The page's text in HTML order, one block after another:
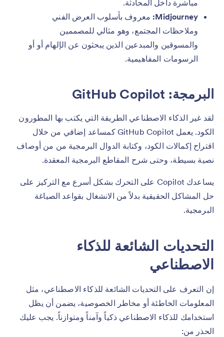
مباشرة داخل المحادثة.
Midjourney: معروف بأسلوب العرض الفني
وملاحظات المجتمع، وهو مثالي للمصممين
والمسوقين والمبدعين الذين يبحثون عن الإلهام أو أو
الرسومات المفاهيمية.
البرمجة: GitHub Copilot
لقد غير الذكاء الاصطناعي الطريقة التي يكتب بها المطورون
الكود. يعمل GitHub Copilot كمساعد إضافي من خلال
اقتراح إكمالات الكود، وكتابة الدوال البرمجية من من أوصاف
نصية بسيطة، وحتى شرح المقاطع البرمجية المعقدة.
يساعدك Copilot على التحرك بشكل أسرع مع التركيز على
حل المشاكل الحقيقية بدلاً من الانشغال بقواعد الصياغة
البرمجية.
التحديات الشائعة للذكاء
الاصطناعي
إن التعرف على التحديات الشائعة للذكاء الاصطناعي، مثل
المعلومات الخاطئة أو مخاطر الخصوصية، يضمن أن يظل
استخدامك للذكاء الاصطناعي ذكياً وآمناً ومتوازناً. يجب عليك
الحذر من: